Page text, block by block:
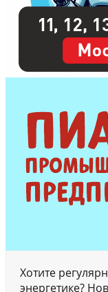
Хотите
энергетике?